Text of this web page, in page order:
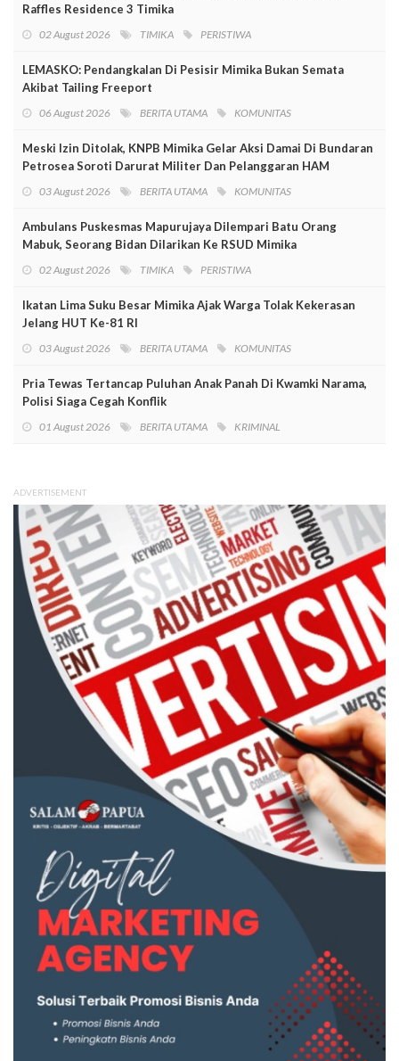
Raffles Residence 3 Timika
02 August 2026 TIMIKA PERISTIWA
LEMASKO: Pendangkalan Di Pesisir Mimika Bukan Semata
Akibat Tailing Freeport
06 August 2026 BERITA UTAMA KOMUNITAS
Meski Izin Ditolak, KNPB Mimika Gelar Aksi Damai Di Bundaran
Petrosea Soroti Darurat Militer Dan Pelanggaran HAM
03 August 2026 BERITA UTAMA KOMUNITAS
Ambulans Puskesmas Mapurujaya Dilempari Batu Orang
Mabuk, Seorang Bidan Dilarikan Ke RSUD Mimika
02 August 2026 TIMIKA PERISTIWA
Ikatan Lima Suku Besar Mimika Ajak Warga Tolak Kekerasan
Jelang HUT Ke-81 RI
03 August 2026 BERITA UTAMA KOMUNITAS
Pria Tewas Tertancap Puluhan Anak Panah Di Kwamki Narama,
Polisi Siaga Cegah Konflik
01 August 2026 BERITA UTAMA KRIMINAL
ADVERTISEMENT